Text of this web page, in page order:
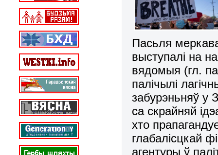
Пасьля
выступалі на
вядомыя (гл.
палічылі
забурэньняў у
са скрайняй
хто
глабалісцкай
агентуры ў